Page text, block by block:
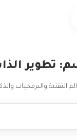
تطوير
التقنية والبرمجيات